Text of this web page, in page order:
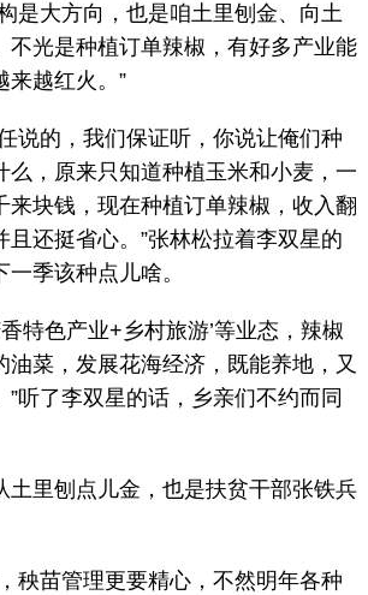
大方向，也是咱土里刨金、向土
不光是种植订单辣椒，有好多产业能
来越红火。”
的，我们保证听，你说让俺们种
么，原来只知道种植玉米和小麦，一
来块钱，现在种植订单辣椒，收入翻
且还挺省心。”张林松拉着李双星的
季该种点儿啥。
色产业+乡村旅游’等业态，辣椒
油菜，发展花海经济，既能养地，又
听了李双星的话，乡亲们不约而同
里刨点儿金，也是扶贫干部张铁兵
苗管理更要精心，不然明年各种